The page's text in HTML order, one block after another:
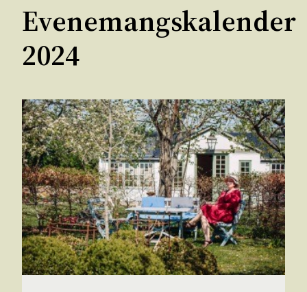
Evenemangskalender
2024